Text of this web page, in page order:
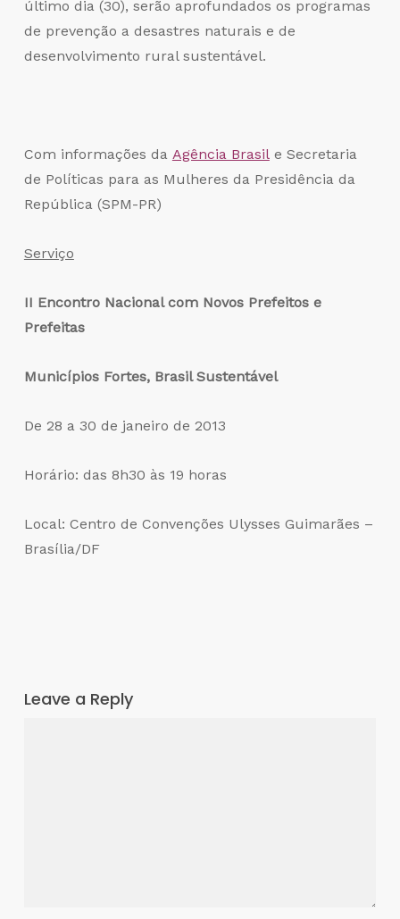
último dia (30), serão aprofundados os programas
de prevenção a desastres naturais e de
desenvolvimento rural sustentável.
Com informações da Agência Brasile Secretaria
de Políticas para as Mulheres da Presidência da
República (SPM-PR)
Serviço
II Encontro Nacional com Novos Prefeitos e
Prefeitas
Municípios Fortes, Brasil Sustentável
De 28 a 30 de janeiro de 2013
Horário: das 8h30 às 19 horas
Local: Centro de Convenções Ulysses Guimarães –
Brasília/DF
Leave a Reply